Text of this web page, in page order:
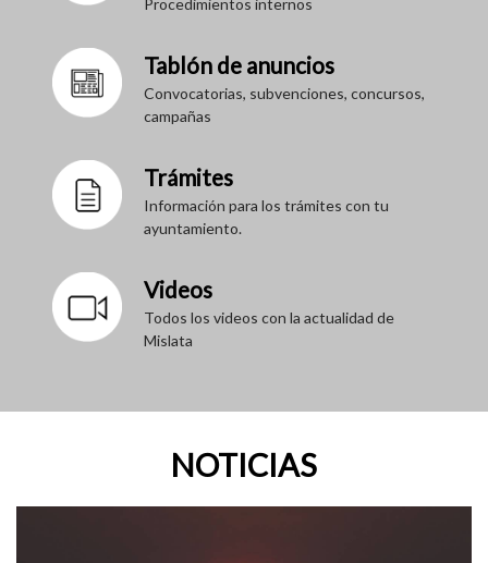
Tablón de anuncios
Convocatorias, subvenciones, concursos,
campañas
Trámites
Información para los trámites con tu
ayuntamiento.
Videos
Todos los videos con la actualidad de
Mislata
NOTICIAS